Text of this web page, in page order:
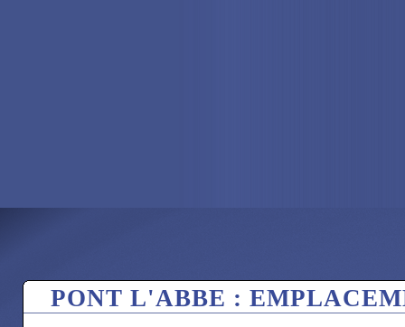
PONT L'ABBE :